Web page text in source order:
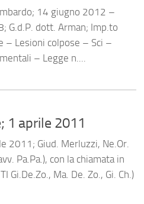
14 giugno 2012 –
G.d.P. dott. Arman; Imp.to
– Lesioni colpose – Sci –
– Legge n....
1 aprile 2011
2011; Giud. Merluzzi, Ne.Or.
Pa.Pa.), con la chiamata in
Gi.De.Zo., Ma. De. Zo., Gi. Ch.)